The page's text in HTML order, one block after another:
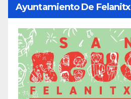
Ayuntamiento De Felanitx